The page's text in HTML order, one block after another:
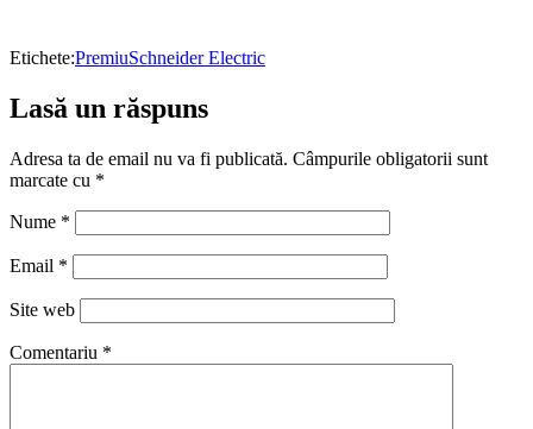
Etichete:PremiuSchneider Electric
Lasă un răspuns
Adresa ta de email nu va fi publicată. Câmpurile obligatorii sunt
marcate cu *
Nume *
Email *
Site web
Comentariu *